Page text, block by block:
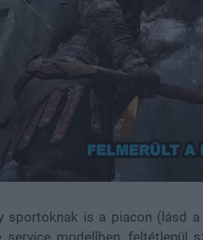
39.10%
sportoknak is a piacon (lásd
service modellben, feltétlenül